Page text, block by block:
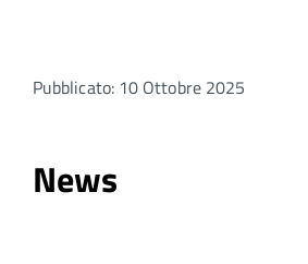
Pubblicato: 10 Ottobre 2025
News